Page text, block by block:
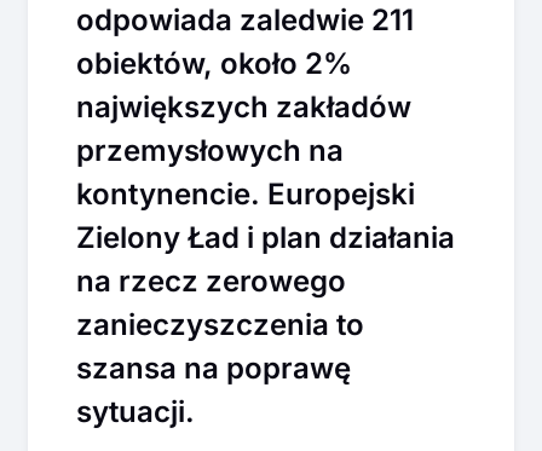
odpowiada zaledwie 211
obiektów, około 2%
największych zakładów
przemysłowych na
kontynencie. Europejski
Zielony Ład i plan działania
na rzecz zerowego
zanieczyszczenia to
szansa na poprawę
sytuacji.